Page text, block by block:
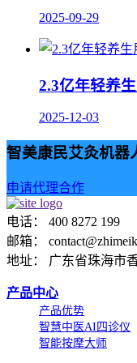
2025-09-29
2.3亿年轻养
2025-12-03
智美康民艾灸机器
申请代理合作
电话： 400 8272 199
邮箱：
地址： 广东省珠海市
产品中心
产品优势
智慧中医AI四诊仪
智能按摩大师